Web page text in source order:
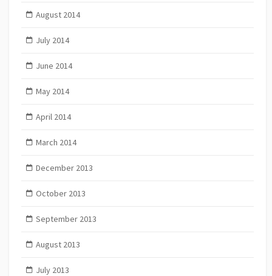
August 2014
July 2014
June 2014
May 2014
April 2014
March 2014
December 2013
October 2013
September 2013
August 2013
July 2013